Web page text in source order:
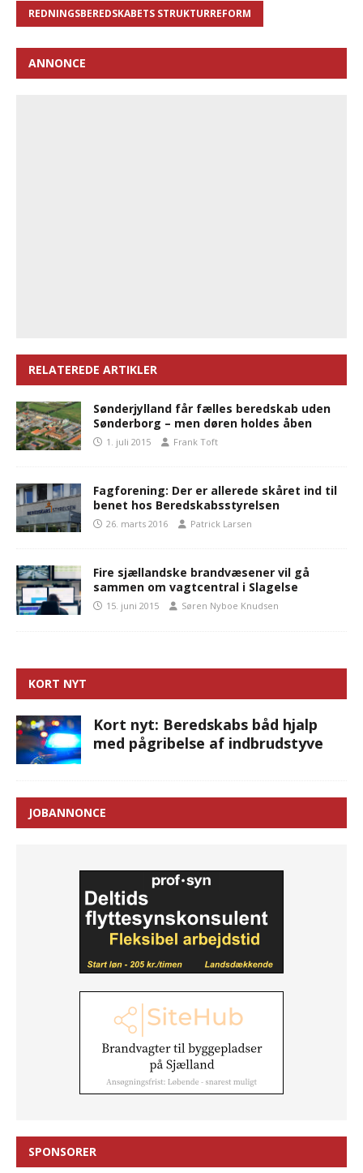
REDNINGSBEREDSKABETS STRUKTURREFORM
ANNONCE
RELATEREDE ARTIKLER
Sønderjylland får fælles beredskab uden
Sønderborg – men døren holdes åben
1. juli 2015 Frank Toft
Fagforening: Der er allerede skåret ind til
benet hos Beredskabsstyrelsen
26. marts 2016 Patrick Larsen
Fire sjællandske brandvæsener vil gå
sammen om vagtcentral i Slagelse
15. juni 2015 Søren Nyboe Knudsen
KORT NYT
Kort nyt: Beredskabs båd hjalp
med pågribelse af indbrudstyve
JOBANNONCE
SPONSORER